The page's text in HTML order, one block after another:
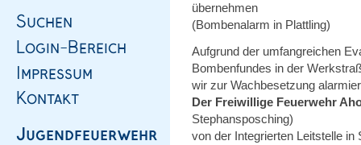
übernehmen
(Bombenalarm in Plattling)
Aufgrund der umfangreichen
Bombenfundes in der
wir zur Wachbesetzung
Der Freiwillige Feuerwehr
Stephansposching)
von der Integrierten Leitstelle in